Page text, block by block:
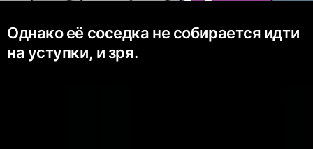
Однако её соседка не собирается идти
на уступки, и зря.